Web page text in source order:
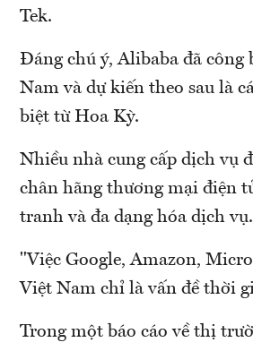
Tek.
Đáng chú ý, Alibaba đã
Nam và dự kiến theo sau là
biệt từ Hoa Kỳ.
Nhiều nhà cung cấp dịch vụ
chân hãng thương mại điện
tranh và đa dạng hóa dịch vụ.
"Việc Google, Amazon,
Việt Nam chỉ là vấn đề thời
Trong một báo cáo về thị